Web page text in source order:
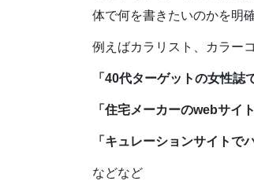
体で何を書きたいのかを明
例えばカラリスト、カラー
「40代ターゲットの女性誌
「住宅メーカーのwebサイ
「キュレーションサイトで
などなど